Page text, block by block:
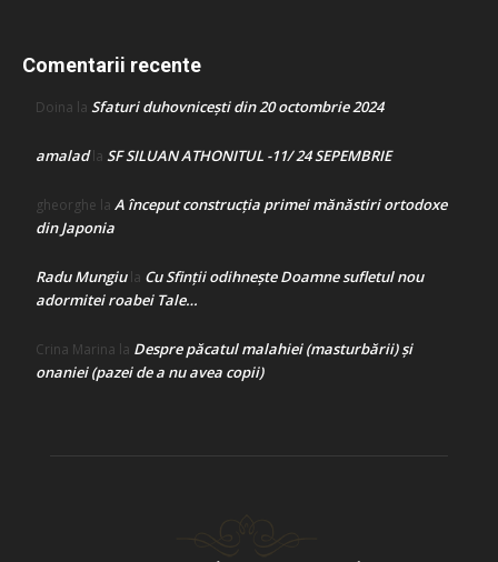
Comentarii recente
Doina la Sfaturi duhovnicești din 20 octombrie 2024
amaladla SF SILUAN ATHONITUL -11/ 24 SEPEMBRIE
gheorghe la A început construcţia primei mănăstiri ortodoxe
din Japonia
Radu Mungiula Cu Sfinții odihnește Doamne sufletul nou
adormitei roabei Tale…
Crina Marina la Despre păcatul malahiei (masturbării) şi
onaniei (pazei de a nu avea copii)